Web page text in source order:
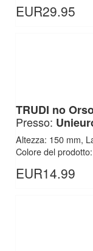
EUR29.95
TRUDI no
Presso:
Altezza: 150 mm,
Colore del
EUR14.99